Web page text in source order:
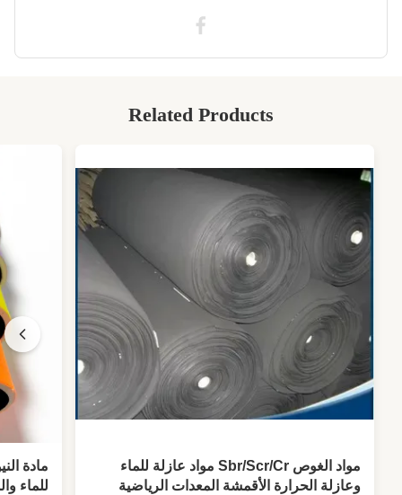
SCR Rubber 3mm neoprene fabric
Related Products
مواد الغوص Sbr/Scr/Cr مواد عازلة للماء
وعازلة الحرارة الأقمشة المعدات الرياضية
للماء